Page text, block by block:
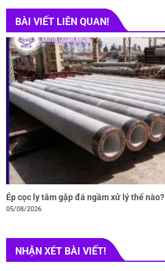
BÀI VIẾT LIÊN QUAN!
Ép cọc ly tâm gặp đá ngầm xử lý thế nào?
05/08/2026
NHẬN XÉT BÀI VIẾT!